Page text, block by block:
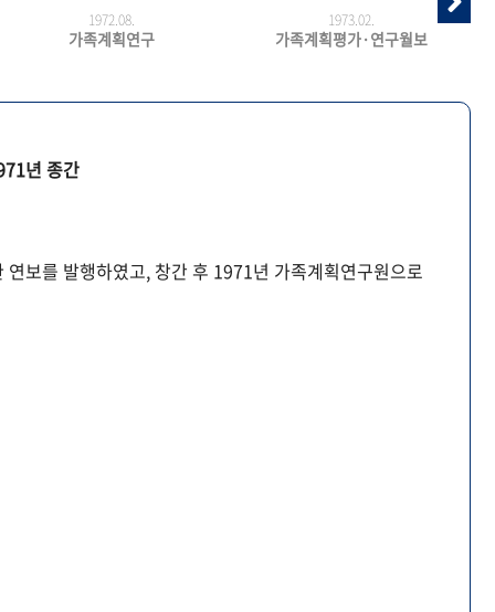
1972.08.
가족계획연구
1973.02.
가족계획평가·연구월보
년 종간
보를 발행하였고, 창간 후 1971년 가족계획연구원으로